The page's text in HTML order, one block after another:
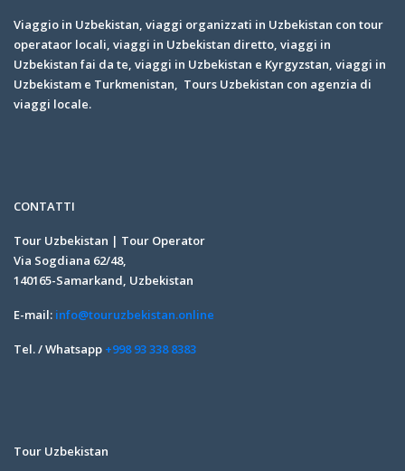
Viaggio in Uzbekistan, viaggi organizzati in Uzbekistan con tour
operataor locali, viaggi in Uzbekistan diretto, viaggi in
Uzbekistan fai da te, viaggi in Uzbekistan e Kyrgyzstan, viaggi in
Uzbekistam e Turkmenistan, Tours Uzbekistan con agenzia di
viaggi locale.
CONTATTI
Tour Uzbekistan | Tour Operator
Via Sogdiana 62/48,
140165-Samarkand, Uzbekistan
E-mail: info@touruzbekistan.online
Tel. / Whatsapp +998 93 338 8383
Tour Uzbekistan